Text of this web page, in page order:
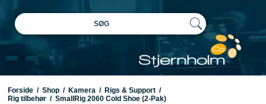
SØG
Forside / Shop / Kamera / Rigs & Support /
Rig tilbehør / SmallRig 2060 Cold Shoe (2-Pak)